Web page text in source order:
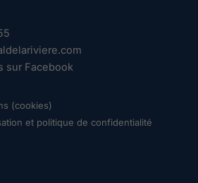
sur Facebook
(cookies)
et politique de confidentialité